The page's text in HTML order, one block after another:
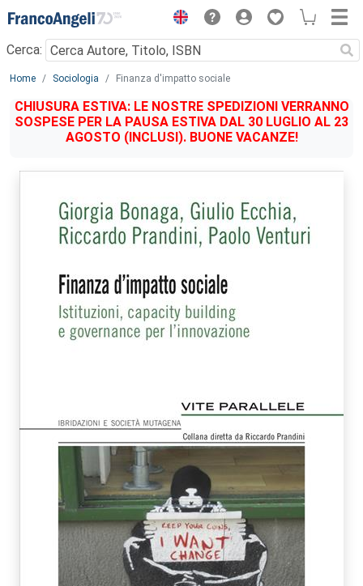
Menu
Cerca:
Main content
Home Sociologia Finanza d'impatto sociale
CHIUSURA ESTIVA: LE NOSTRE SPEDIZIONI VERRANNO
SOSPESE PER LA PAUSA ESTIVA DAL 30 LUGLIO AL 23
AGOSTO (INCLUSI). BUONE VACANZE!